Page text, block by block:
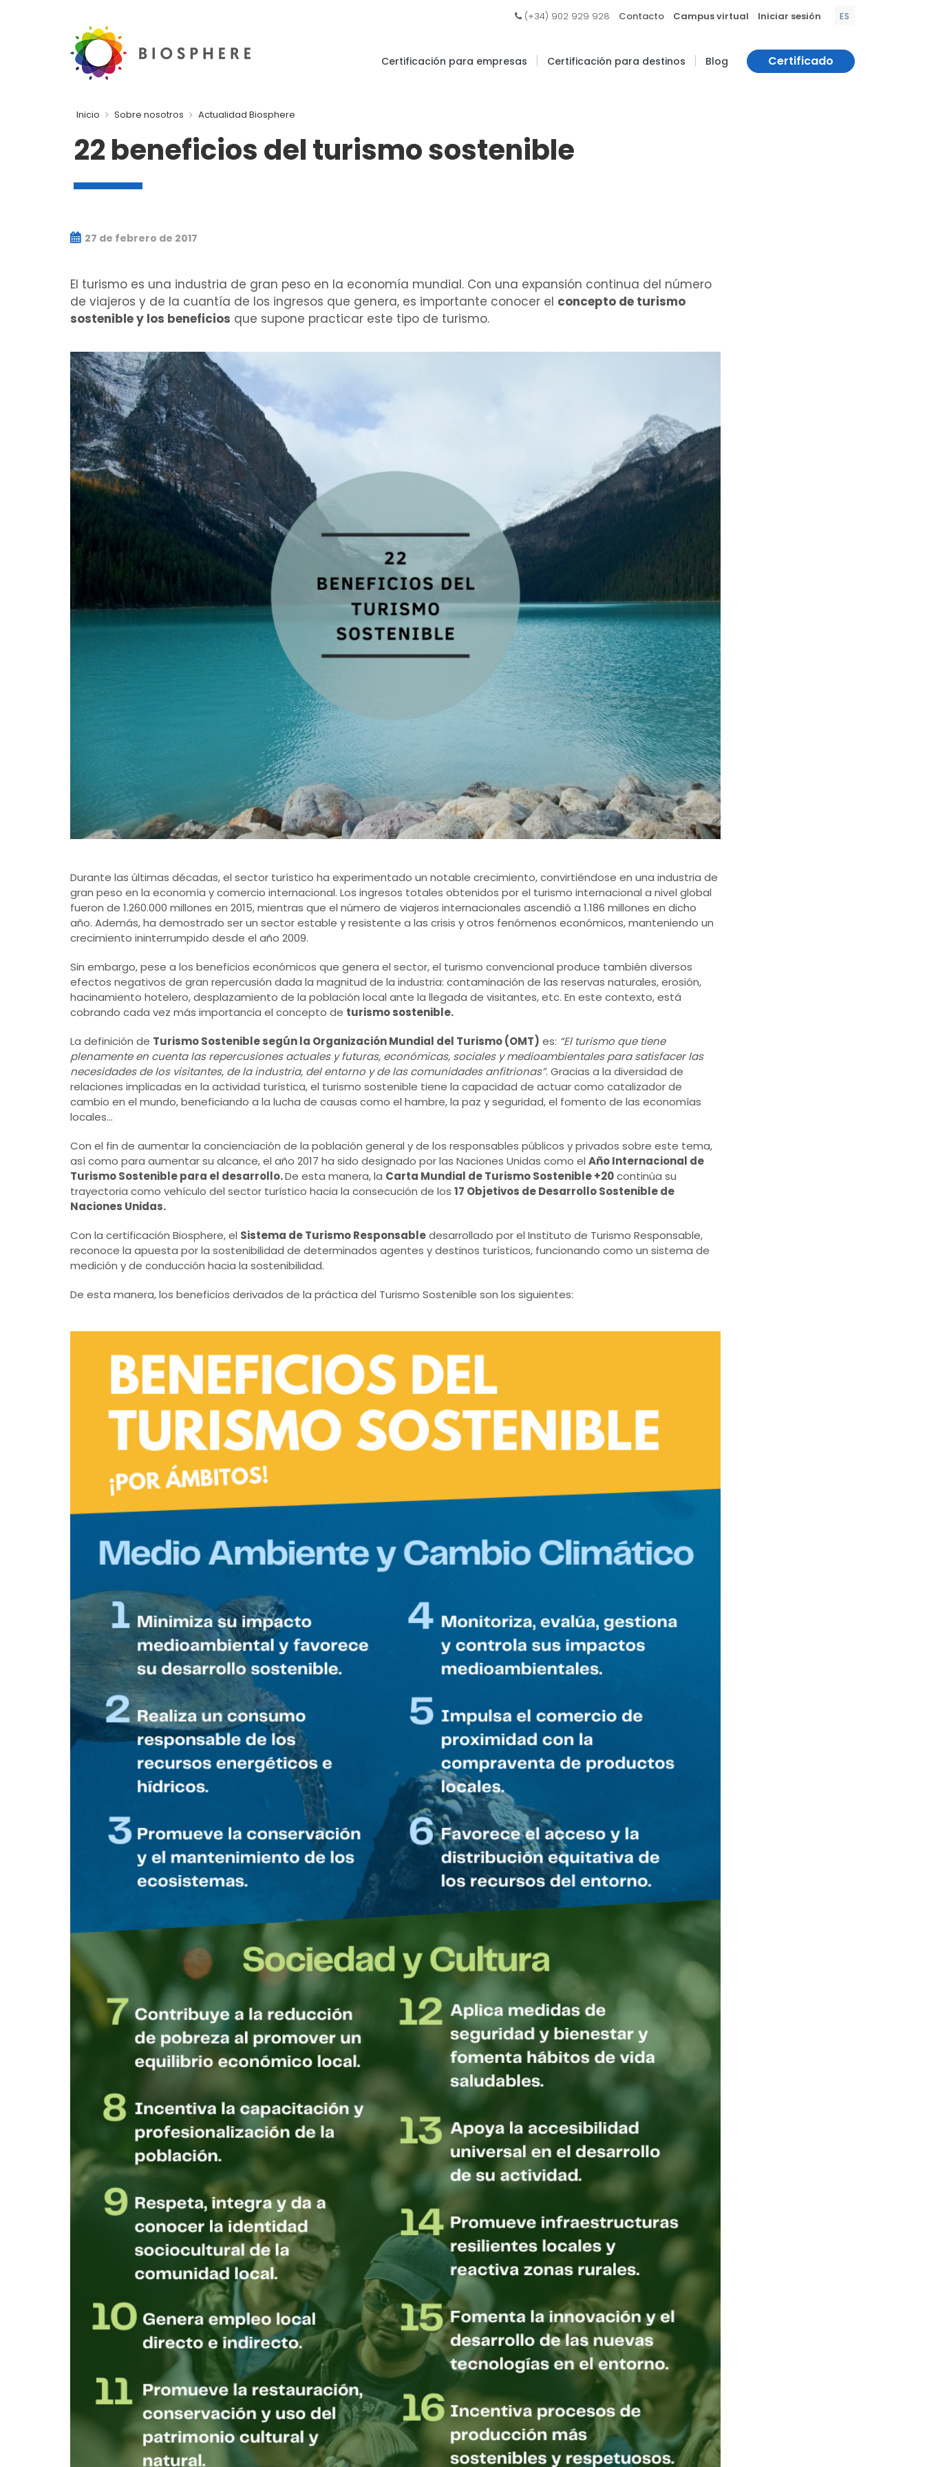
(+34) 902 929 928 Contacto Campus virtual Iniciar sesión ES
Certificación para empresas | Certificación para destinos | Blog Certificado
Inicio Sobre nosotros Actualidad Biosphere
22 beneficios del turismo sostenible
27 de febrero de 2017
El turismo es una industria de gran peso en la economía mundial. Con una expansión continua del número
de viajeros y de la cuantía de los ingresos que genera, es importante conocer el concepto de turismo
sostenible y los beneficios que supone practicar este tipo de turismo.
Durante las últimas décadas, el sector turístico ha experimentado un notable crecimiento, convirtiéndose en una industria de
gran peso en la economía y comercio internacional. Los ingresos totales obtenidos por el turismo internacional a nivel global
fueron de 1.260.000 millones en 2015, mientras que el número de viajeros internacionales ascendió a 1.186 millones en dicho
año. Además, ha demostrado ser un sector estable y resistente a las crisis y otros fenómenos económicos, manteniendo un
crecimiento ininterrumpido desde el año 2009.
Sin embargo, pese a los beneficios económicos que genera el sector, el turismo convencional produce también diversos
efectos negativos de gran repercusión dada la magnitud de la industria: contaminación de las reservas naturales, erosión,
hacinamiento hotelero, desplazamiento de la población local ante la llegada de visitantes, etc. En este contexto, está
cobrando cada vez más importancia el concepto de turismo sostenible.
La definición de Turismo Sostenible según la Organización Mundial del Turismo (OMT) es: “El turismo que tiene
plenamente en cuenta las repercusiones actuales y futuras, económicas, sociales y medioambientales para satisfacer las
necesidades de los visitantes, de la industria, del entorno y de las comunidades anfitrionas”. Gracias a la diversidad de
relaciones implicadas en la actividad turística, el turismo sostenible tiene la capacidad de actuar como catalizador de
cambio en el mundo, beneficiando a la lucha de causas como el hambre, la paz y seguridad, el fomento de las economías
locales…
Con el fin de aumentar la concienciación de la población general y de los responsables públicos y privados sobre este tema,
así como para aumentar su alcance, el año 2017 ha sido designado por las Naciones Unidas como el Año Internacional de
Turismo Sostenible para el desarrollo.De esta manera, la Carta Mundial de Turismo Sostenible +20continúa su
trayectoria como vehículo del sector turístico hacia la consecución de los 17 Objetivos de Desarrollo Sostenible de
Naciones Unidas.
Con la certificación Biosphere, el Sistema de Turismo Responsabledesarrollado por el Instituto de Turismo Responsable,
reconoce la apuesta por la sostenibilidad de determinados agentes y destinos turísticos, funcionando como un sistema de
medición y de conducción hacia la sostenibilidad.
De esta manera, los beneficios derivados de la práctica del Turismo Sostenible son los siguientes: